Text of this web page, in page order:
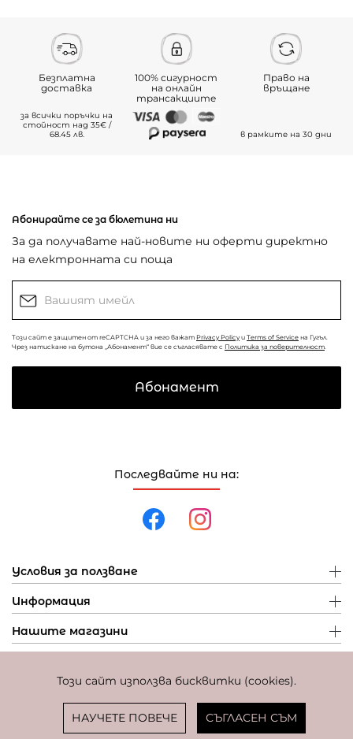
Този сайт използва бисквитки (cookies).
НАУЧЕТЕ ПОВЕЧЕ СЪГЛАСЕН СЪМ
Безплатна
доставка
за всички поръчки на
стойност над 35€ /
68.45 лв.
100% сигурност
на онлайн
трансакциите
Право на
връщане
в рамките на 30 дни
Последвайте ни на:
Условия за ползване
Информация
Нашите магазини
Абонирайте се за бюлетина ни
За да получавате най-новите ни оферти директно
на електронната си поща
Този сайт е защитен от reCAPTCHA и за него важат Privacy Policy и Terms of Service на Гугъл.
Чрез натискане на бутона „Абонамент“ вие се съгласявате с Политика за поверителност
Абонамент
Фиксиран курс за превалутиране: 1 EUR = 1,95583 BGN